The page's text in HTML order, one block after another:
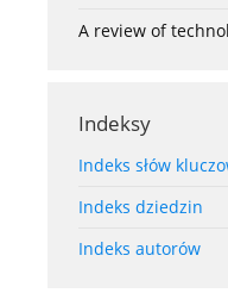
A review of
Indeksy
Indeks słów
Indeks dziedzin
Indeks autorów